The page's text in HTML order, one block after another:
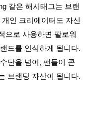
같은 해시태그는 브랜
인 크리에이터도 자신
으로 사용하면 팔로워
드를 인식하게 됩니다.
단을 넘어, 팬들이 콘
브랜딩 자산이 됩니다.